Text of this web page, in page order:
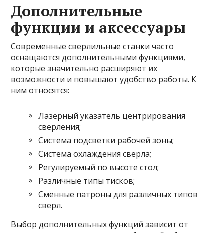
Дополнительные
функции и аксессуары
Современные сверлильные станки часто
оснащаются дополнительными функциями,
которые значительно расширяют их
возможности и повышают удобство работы. К
ним относятся:
Лазерный указатель центрирования
сверления;
Система подсветки рабочей зоны;
Система охлаждения сверла;
Регулируемый по высоте стол;
Различные типы тисков;
Сменные патроны для различных типов
сверл.
Выбор дополнительных функций зависит от